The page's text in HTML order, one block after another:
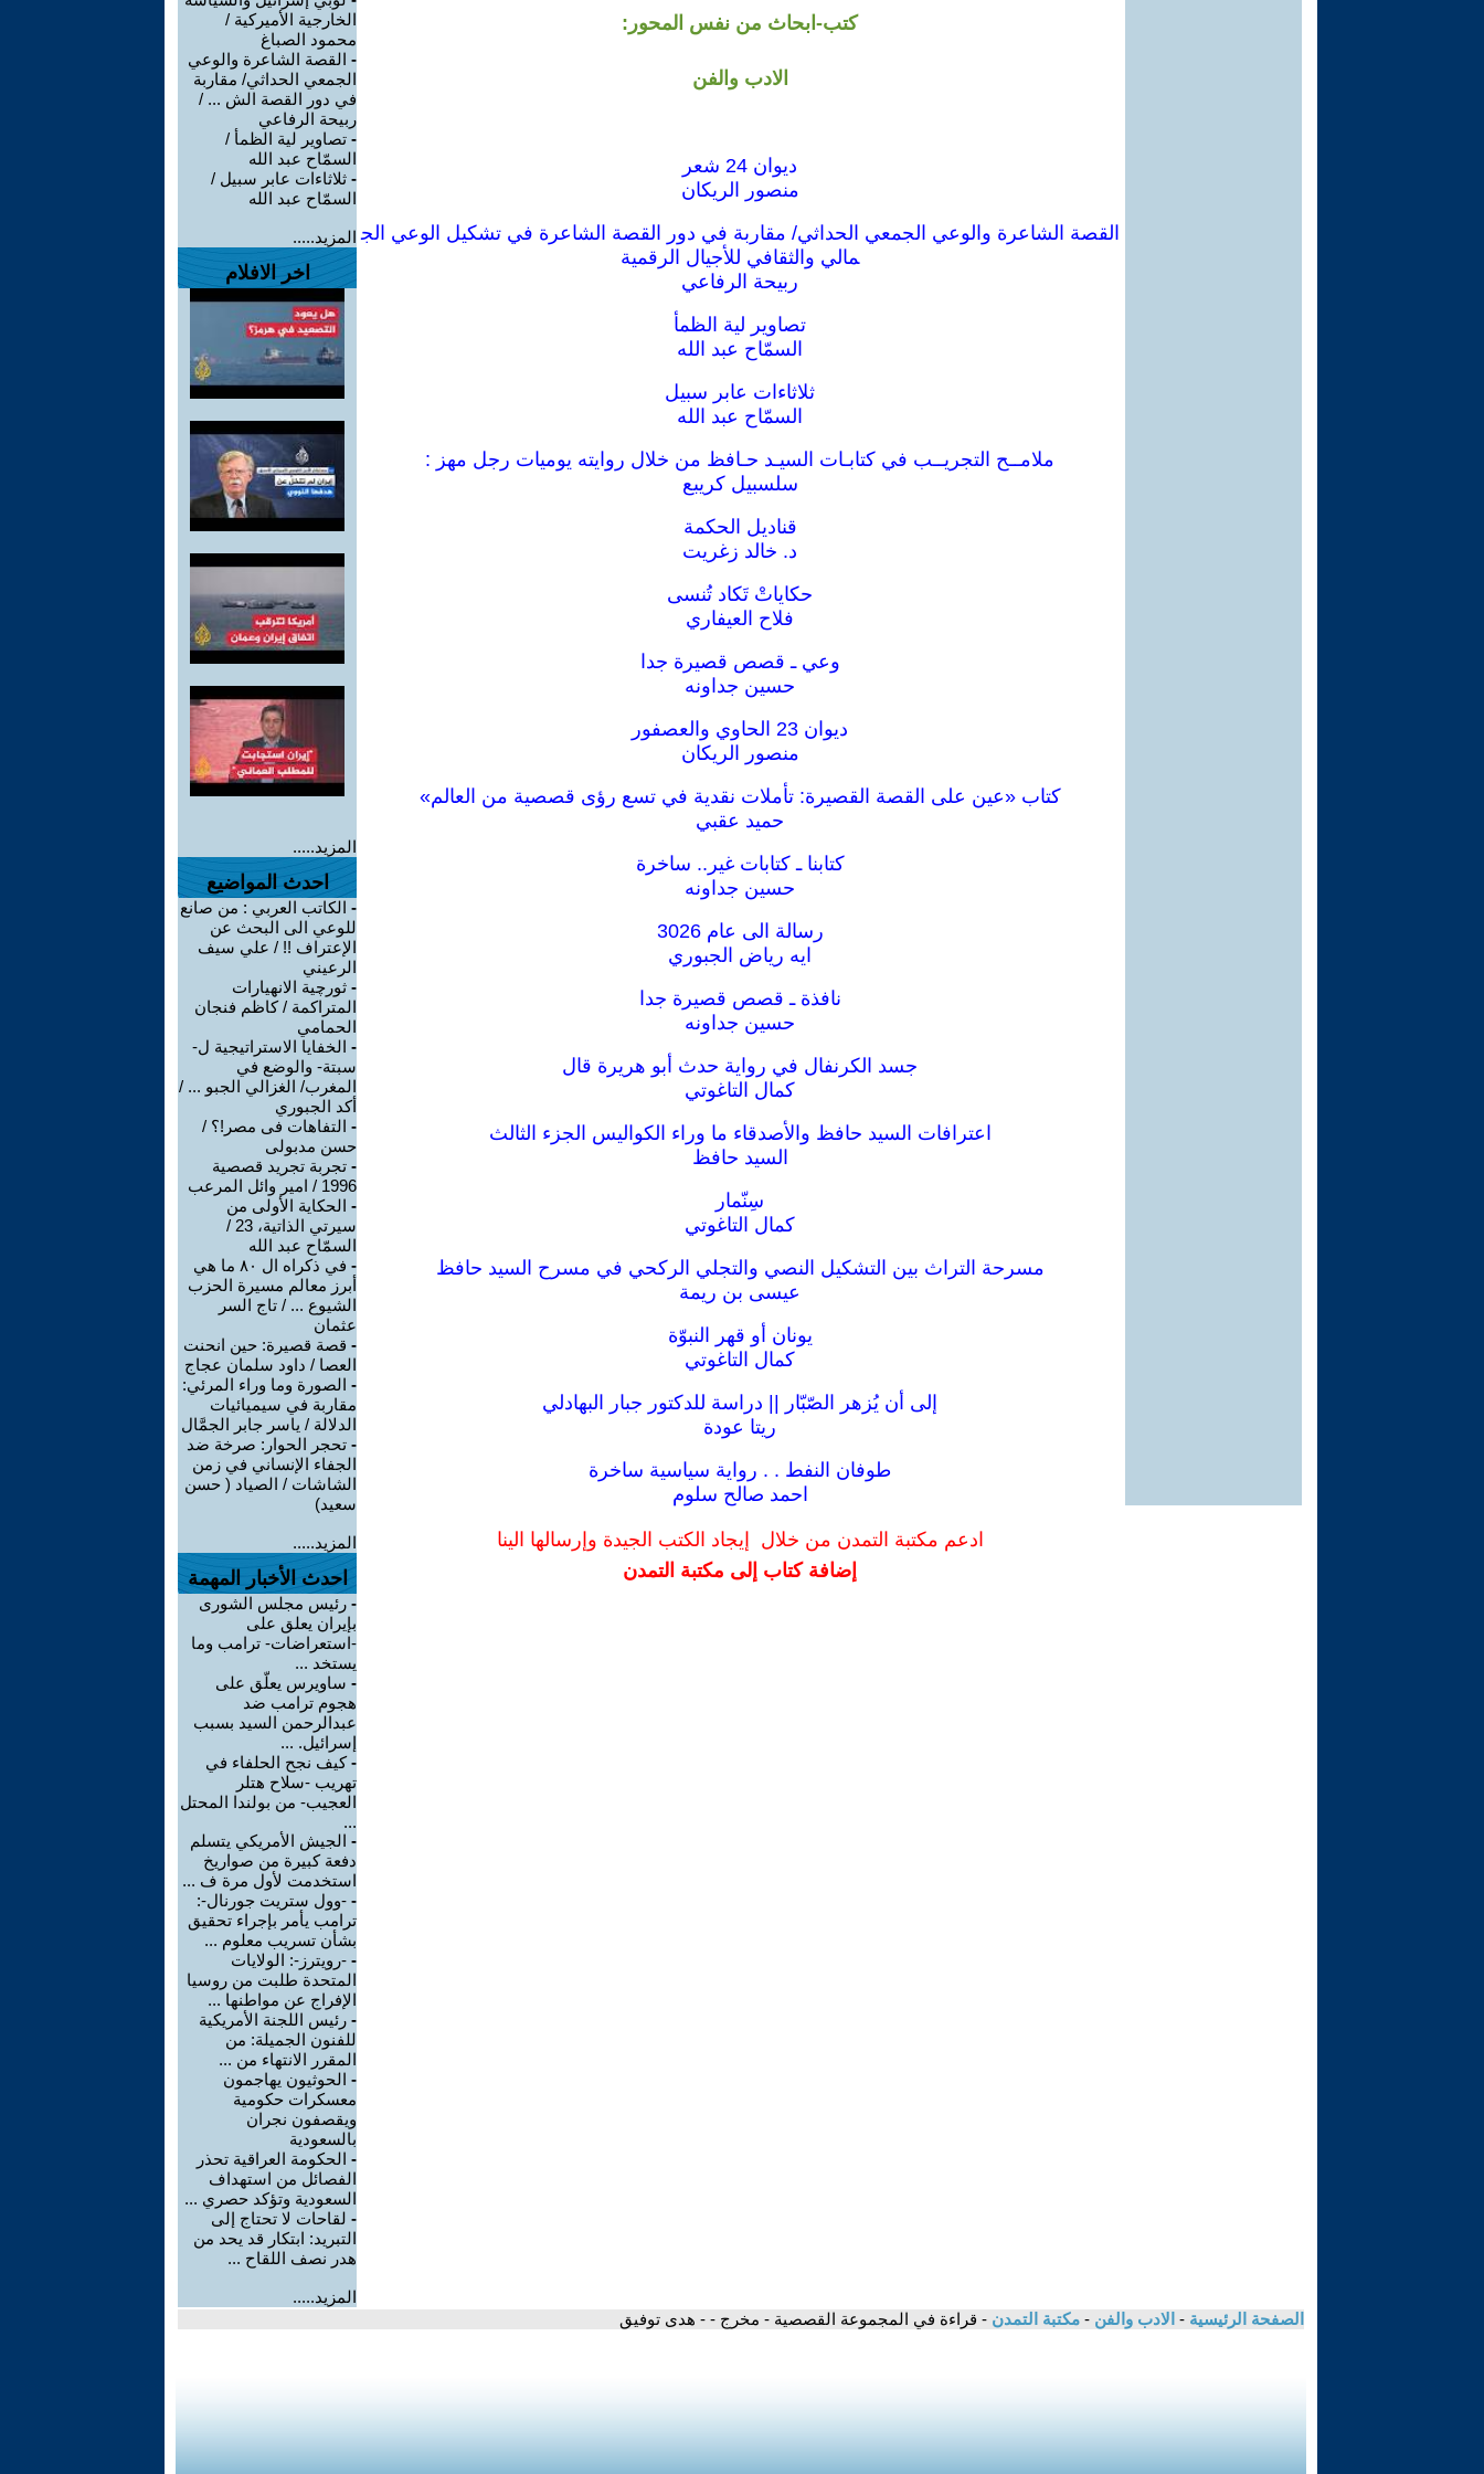
كتب-ابحاث من نفس المحور:
الادب والفن
ديوان 24 شعر
منصور الريكان
القصة الشاعرة والوعي الجمعي الحداثي/ مقاربة في دور القصة الشاعرة في تشكيل الوعي الج
مالي والثقافي للأجيال الرقمية
ربيحة الرفاعي
تصاوير لية الظمأ
السمّاح عبد الله
ثلاثاءات عابر سبيل
السمّاح عبد الله
ملامــح التجريــب في كتابـات السيـد حـافظ من خلال روايته يوميات رجل مهز :
سلسبيل كريبع
قناديل الحكمة
د. خالد زغريت
حكاياتْ تَكاد تُنسى
فلاح العيفاري
وعي ـ قصص قصيرة جدا
حسين جداونه
ديوان 23 الحاوي والعصفور
منصور الريكان
كتاب «عين على القصة القصيرة: تأملات نقدية في تسع رؤى قصصية من العالم»
حميد عقبي
كتابنا ـ كتابات غير.. ساخرة
حسين جداونه
رسالة الى عام 3026
ايه رياض الجبوري
نافذة ـ قصص قصيرة جدا
حسين جداونه
جسد الكرنفال في رواية حدث أبو هريرة قال
كمال التاغوتي
اعترافات السيد حافظ والأصدقاء ما وراء الكواليس الجزء الثالث
السيد حافظ
سِنّمار
كمال التاغوتي
مسرحة التراث بين التشكيل النصي والتجلي الركحي في مسرح السيد حافظ
عيسى بن ريمة
يونان أو قهر النبوّة
كمال التاغوتي
إلى أن يُزهر الصّبّار || دراسة للدكتور جبار البهادلي
ريتا عودة
طوفان النفط . . رواية سياسية ساخرة
احمد صالح سلوم
ادعم مكتبة التمدن من خلال إيجاد الكتب الجيدة وإرسالها الينا
إضافة كتاب إلى مكتبة التمدن
الخارجية الأميركية /
محمود الصباغ
- القصة الشاعرة والوعي
الجمعي الحداثي/ مقاربة
في دور القصة الش ... /
ربيحة الرفاعي
- تصاوير لية الظمأ /
السمّاح عبد الله
- ثلاثاءات عابر سبيل /
السمّاح عبد الله
المزيد.....
اخر الافلام
المزيد.....
احدث المواضيع
- الكاتب العربي : من صانع
للوعي الى البحث عن
الإعتراف !! / علي سيف
الرعيني
- ثورچية الانهيارات
المتراكمة / كاظم فنجان
الحمامي
- الخفايا الاستراتيجية ل-
سبتة- والوضع في
المغرب/ الغزالي الجبو ... /
أكد الجبوري
- التفاهات فى مصر!؟ /
حسن مدبولى
- تجربة تجريد قصصية
1996 / امير وائل المرعب
- الحكاية الأولى من
سيرتي الذاتية، 23 /
السمّاح عبد الله
-
في ذكراه ال ٨٠ ما هي
أبرز معالم مسيرة الحزب
الشيوع ... / تاج السر
عثمان
- قصة قصيرة: حين انحنت
العصا / داود سلمان عجاج
- الصورة وما وراء المرئي:
مقاربة في سيميائيات
الدلالة / ياسر جابر الجمَّال
- تحجر الحوار: صرخة ضد
الجفاء الإنساني في زمن
الشاشات / الصياد ‏( حسن
سعيد‏)
المزيد.....
احدث الأخبار المهمة
- رئيس مجلس الشورى
بإيران يعلق على
-استعراضات- ترامب وما
يستخد ...
- ساويرس يعلّق على
هجوم ترامب ضد
عبدالرحمن السيد بسبب
إسرائيل. ...
-كيف نجح الحلفاء في
تهريب -سلاح هتلر
العجيب- من بولندا المحتل
...
- الجيش الأمريكي يتسلم
دفعة كبيرة من صواريخ
استخدمت لأول مرة ف ...
- -وول ستريت جورنال-:
ترامب يأمر بإجراء تحقيق
بشأن تسريب معلوم ...
- -رويترز-: الولايات
المتحدة طلبت من روسيا
الإفراج عن مواطنها ...
- رئيس اللجنة الأمريكية
للفنون الجميلة: من
المقرر الانتهاء من ...
- الحوثيون يهاجمون
معسكرات حكومية
ويقصفون نجران
بالسعودية
- الحكومة العراقية تحذر
الفصائل من استهداف
السعودية وتؤكد حصري ...
- لقاحات لا تحتاج إلى
التبريد: ابتكار قد يحد من
هدر نصف اللقاح ...
المزيد.....
الصفحة الرئيسية - الادب والفن - مكتبة التمدن - قراءة في المجموعة القصصية - مخرج - - هدى توفيق